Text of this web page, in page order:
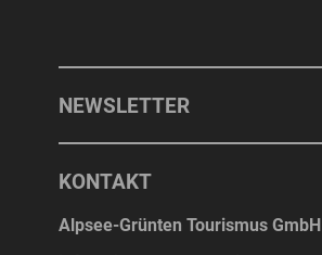
NEWSLETTER
KONTAKT
Alpsee-Grünten Tourismus GmbH